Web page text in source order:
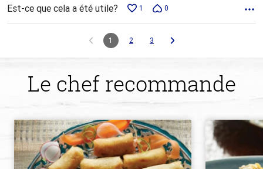
Est-ce que cela a été utile? 1 0
1 2 3
Le chef recommande